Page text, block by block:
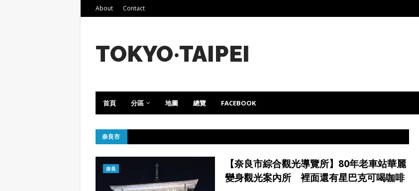
About Contact
TOKYO‧TAIPEI
首頁 分區 地圖 總覽 FACEBOOK
奈良市
奈良
【奈良市綜合觀光導覽所】80年老車站華麗
變身觀光案內所 裡面還有星巴克可喝咖啡